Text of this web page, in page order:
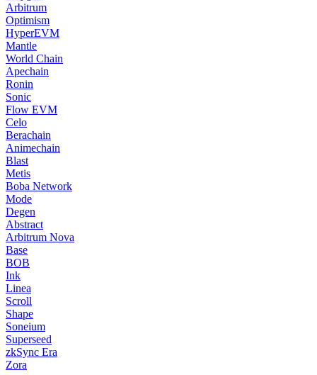
Arbitrum
Optimism
HyperEVM
Mantle
World Chain
Apechain
Ronin
Sonic
Flow EVM
Celo
Berachain
Animechain
Blast
Metis
Boba Network
Mode
Degen
Abstract
Arbitrum Nova
Base
BOB
Ink
Linea
Scroll
Shape
Soneium
Superseed
zkSync Era
Zora